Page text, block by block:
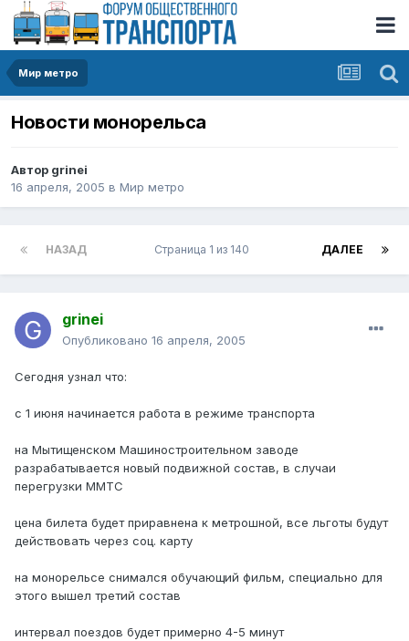
Мир метро
Новости монорельса
Автор grinei
16 апреля, 2005 в Мир метро
НАЗАД ДАЛЕЕ
Страница 1 из 140
grinei
Опубликовано 16 апреля, 2005
Сегодня узнал что:
с 1 июня начинается работа в режиме транспорта
на Мытищенском Машиностроительном заводе
разрабатывается новый подвижной состав, в случаи
перегрузки ММТС
цена билета будет приравнена к метрошной, все льготы будут
действовать через соц. карту
на монорельсе снимался обучающий фильм, специально для
этого вышел третий состав
интервал поездов будет примерно 4-5 минут